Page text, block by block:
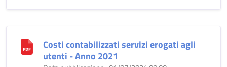
Costi contabilizzati servizi erogati agli
utenti - Anno 2021